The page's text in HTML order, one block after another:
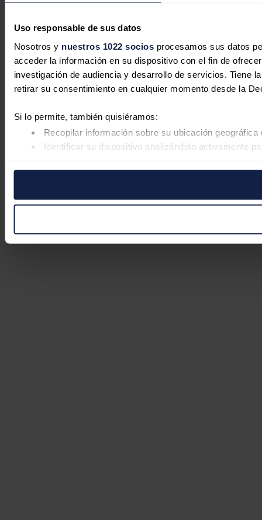
Uso responsable de sus datos
Nosotros y nuestros 1022 sociosprocesamos sus datos
acceder la información en su dispositivo con el fin de
investigación de audiencia y desarrollo de servicios. Tiene
retirar su consentimiento en cualquier momento desde la
Si lo permite, también quisiéramos:
Recopilar información sobre su ubicación
Identificar su dispositivo analizándolo activamente
Las cookies de este sitio web se usan para personalizar el
pueden combinarla con otra información que les haya